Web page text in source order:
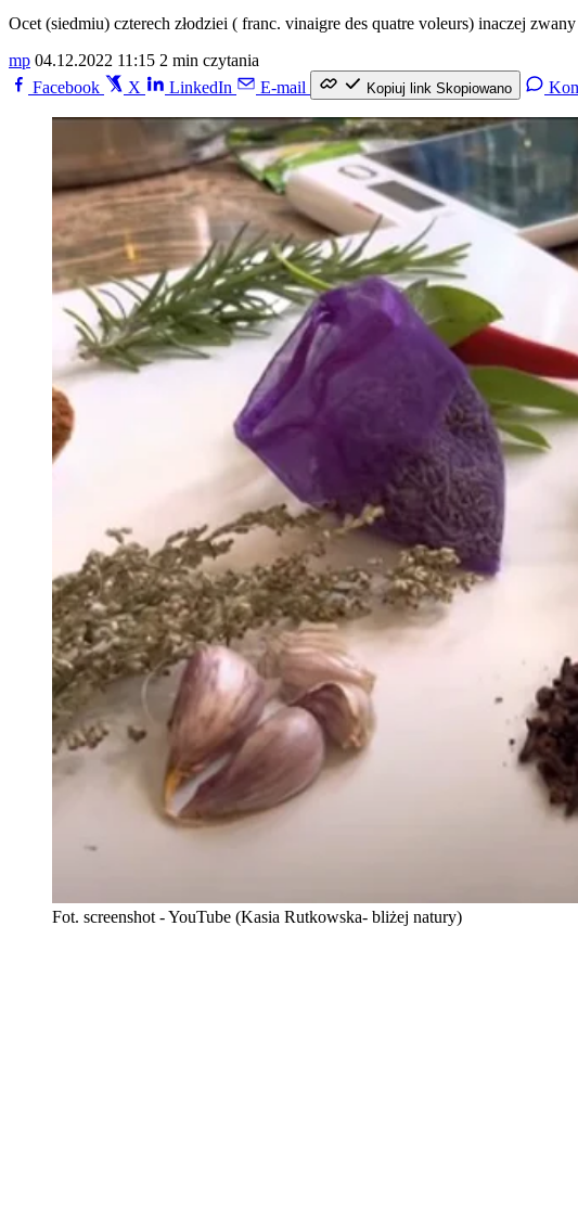
Ocet (siedmiu) czterech złodziei ( franc. vinaigre des quatre voleurs) inaczej
mp 04.12.2022 11:15 2 min czytania
Facebook
X LinkedIn E-mail Kopiuj link Skopiowano
Fot. screenshot - YouTube (Kasia Rutkowska- bliżej natury)